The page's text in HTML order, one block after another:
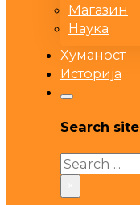
Магазин
Наука
Хуманост
Историја
Search site
Search